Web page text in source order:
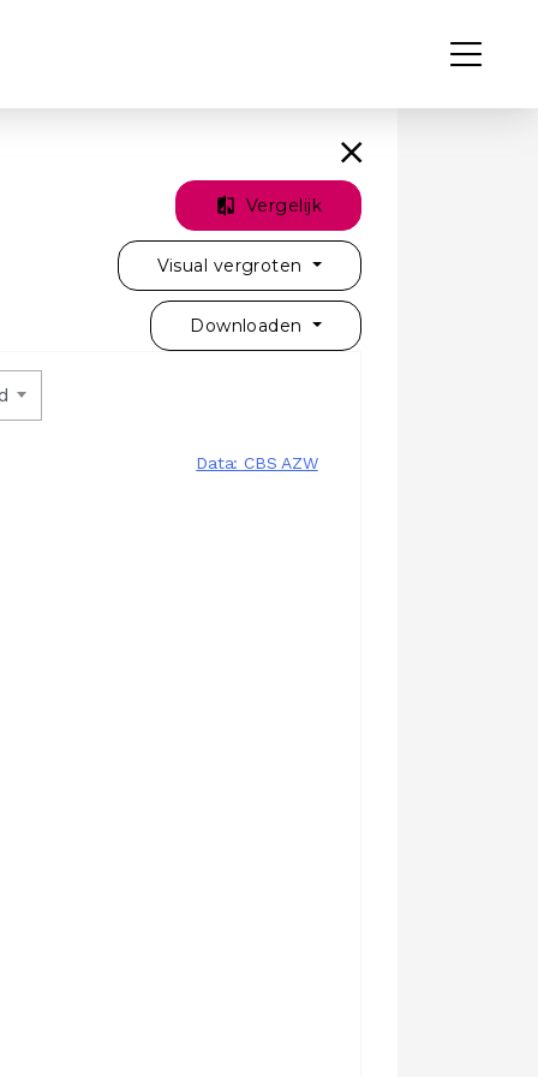
Vergelijk
Visual vergroten
Downloaden